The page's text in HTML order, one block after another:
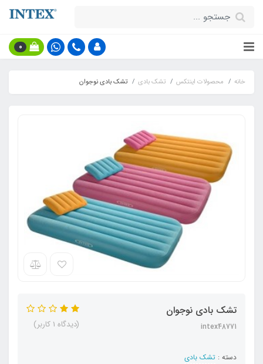
0
خانه محصولات اینتکس تشک بادی تشک بادی نوجوان
تشک بادی نوجوان
intex48771
دسته : تشک بادی
(دیدگاه 1 کاربر)